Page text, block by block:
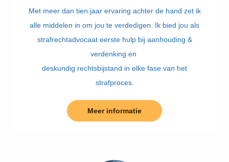
Met meer dan tien jaar ervaring achter de hand zet ik
alle middelen in om jou te verdedigen. Ik bied jou als
strafrechtadvocaat eerste hulp bij aanhouding &
verdenking en
deskundig rechtsbijstand in elke fase van het
strafproces.
Meer informatie